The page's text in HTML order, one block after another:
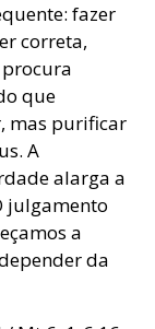
fazer
correta,
que
mas purificar
A
alarga a
julgamento
a
da